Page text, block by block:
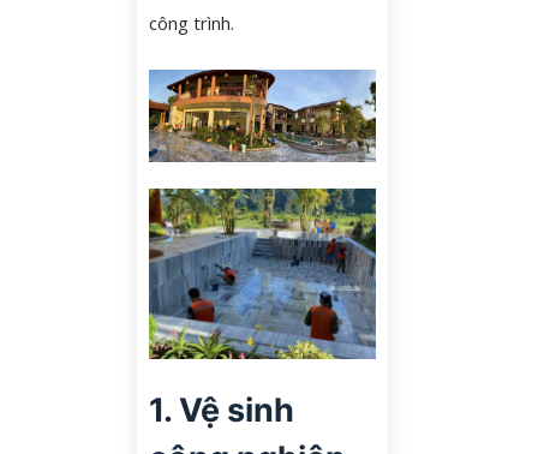
công trình.
1. Vệ sinh